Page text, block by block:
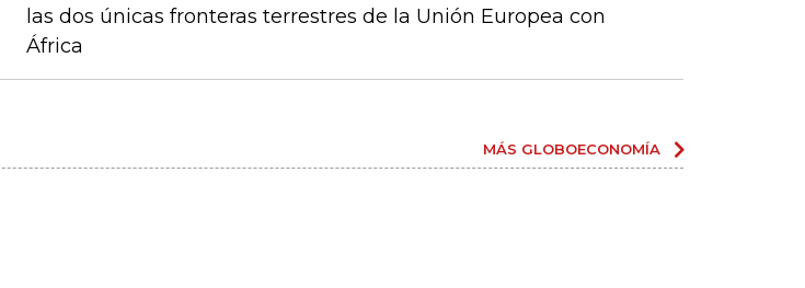
las dos únicas fronteras terrestres de la Unión Europea con
África
MÁS GLOBOECONOMÍA